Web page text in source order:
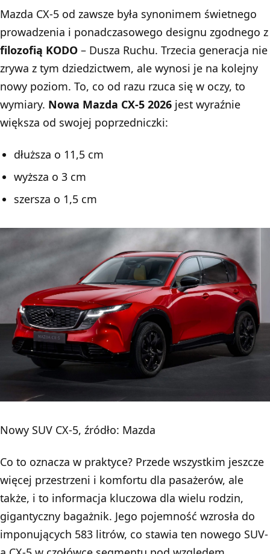
Mazda CX-5 od zawsze była synonimem świetnego
prowadzenia i ponadczasowego designu zgodnego z
filozofią KODO – Dusza Ruchu. Trzecia generacja nie
zrywa z tym dziedzictwem, ale wynosi je na kolejny
nowy poziom. To, co od razu rzuca się w oczy, to
wymiary. Nowa Mazda CX-5 2026 jest wyraźnie
większa od swojej poprzedniczki:
dłuższa o 11,5 cm
wyższa o 3 cm
szersza o 1,5 cm
Nowy SUV CX-5, źródło: Mazda
Co to oznacza w praktyce? Przede wszystkim jeszcze
więcej przestrzeni i komfortu dla pasażerów, ale
także, i to informacja kluczowa dla wielu rodzin,
gigantyczny bagażnik. Jego pojemność wzrosła do
imponujących 583 litrów, co stawia ten nowego SUV-